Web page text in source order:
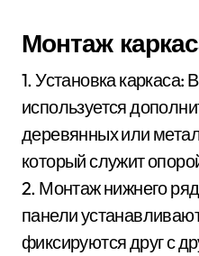
Монтаж
1. Установка каркаса:
используется
деревянных или
который служит
2. Монтаж нижнего
панели
фиксируются друг с